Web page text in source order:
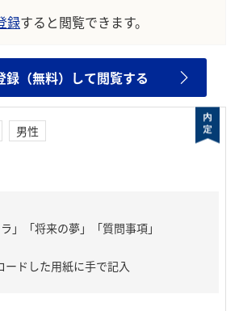
録すると閲覧できます。
録（無料）して閲覧する
男性
」「将来の夢」「質問事項」
ードした用紙に手で記入